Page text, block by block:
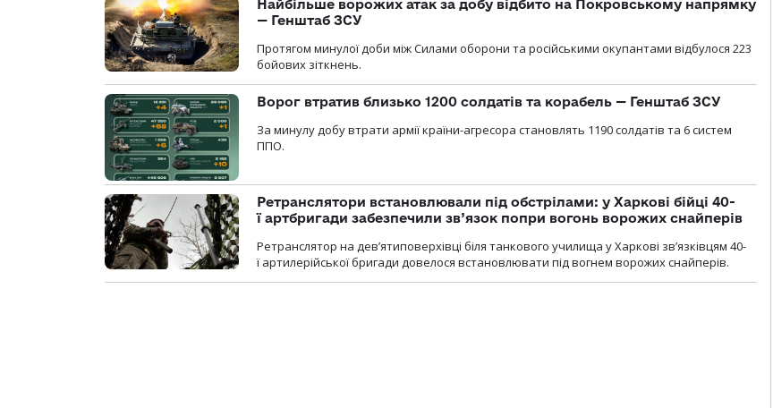
Найбільше ворожих атак за добу відбито на Покровському напрямку
— Генштаб ЗСУ
Протягом минулої доби між Силами оборони та російськими окупантами відбулося 223
бойових зіткнень.
Ворог втратив близько 1200 солдатів та корабель — Генштаб ЗСУ
За минулу добу втрати армії країни-агресора становлять 1190 солдатів та 6 систем
ППО.
Ретранслятори встановлювали під обстрілами: у Харкові бійці 40-
ї артбригади забезпечили зв’язок попри вогонь ворожих снайперів
Ретранслятор на дев’ятиповерхівці біля танкового училища у Харкові зв’язківцям 40-
ї артилерійської бригади довелося встановлювати під вогнем ворожих снайперів.